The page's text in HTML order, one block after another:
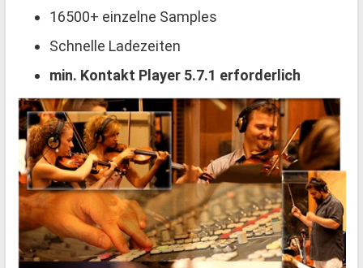
16500+ einzelne Samples
Schnelle Ladezeiten
min. Kontakt Player 5.7.1 erforderlich